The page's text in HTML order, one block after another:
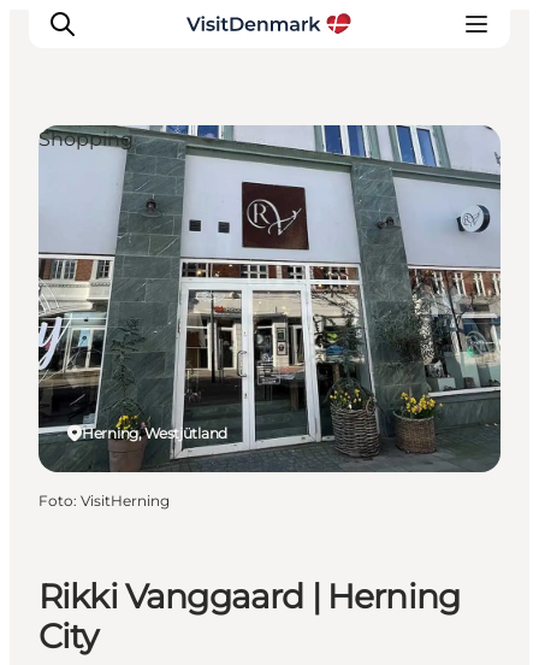
Inspiration
Regionen
Erlebnisse
Unterkünfte
Reiseplanung
Rikki Vanggaard | Herning
City
Herning, Westjütland
Shopping
Foto: VisitHerning